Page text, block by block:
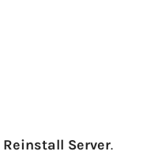
Reinstall Server.